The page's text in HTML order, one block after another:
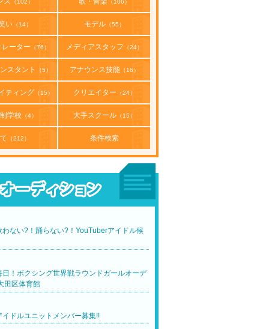
い（14） モデル（55）
ーター （76） メディアスタッフ （24）
スタント （5） アナウンス技能（16）
ティング （15） クリエイター （24）
学校（4） 大手スクール（15）
（212） 条件検索
わない?！踊らない?！YouTuberアイドル候
日！ボクシング世界戦ラウンドガールオーデ
田区体育館
イドルユニットメンバー募集!!